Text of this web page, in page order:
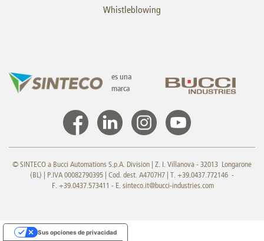
Whistleblowing
es una
marca
© SINTECO a Bucci Automations S.p.A. Division | Z. I. Villanova - 32013 Longarone
(BL) | P.IVA 00082790395 | Cod. dest. A4707H7 | T. +39.0437.772146 -
F. +39.0437.573411 - E. sinteco.it@bucci-industries.com
Sus opciones de privacidad